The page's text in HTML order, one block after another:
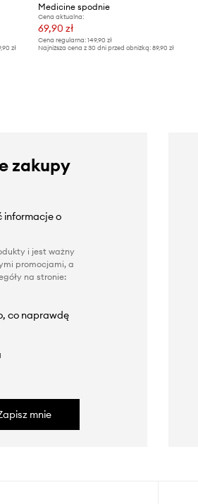
zł
Medicine spodnie
Cena aktualna:
69,90 zł
Cena regularna: 149,90 zł
Najniższa cena z 30 dni przed obniżką: 89,90 zł
zakupy
informacje o
i jest ważny
promocjami, a
na stronie:
co naprawdę
mnie